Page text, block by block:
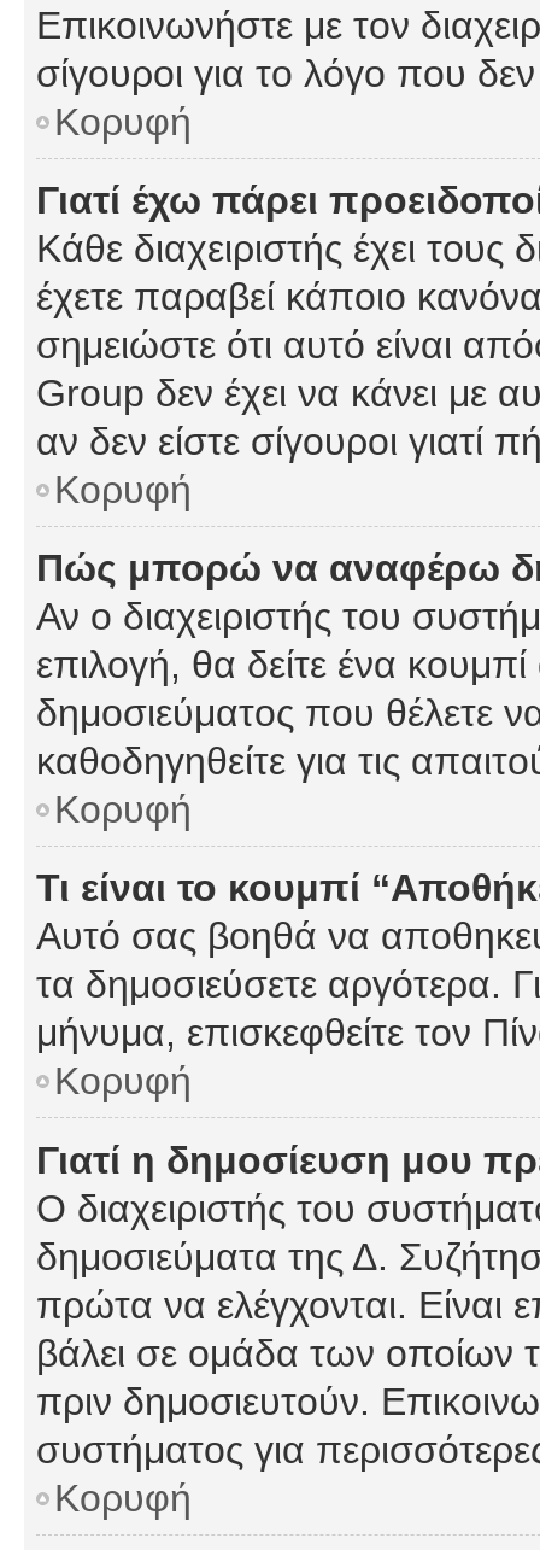
Επικοινωνήστε με τον
σίγουροι για το λόγο που
Κορυφή
Γιατί έχω πάρει
Κάθε διαχειριστής έχει
έχετε παραβεί κάποιο
σημειώστε ότι αυτό είναι
Group δεν έχει να κάνει με
αν δεν είστε σίγουροι γιατί
Κορυφή
Πώς μπορώ να αναφέρω
Αν ο διαχειριστής του
επιλογή, θα δείτε ένα
δημοσιεύματος που θέλετε
καθοδηγηθείτε για τις
Κορυφή
Τι είναι το κουμπί
Αυτό σας βοηθά να
τα δημοσιεύσετε αργότερα.
μήνυμα, επισκεφθείτε τον
Κορυφή
Γιατί η δημοσίευση μου
Ο διαχειριστής του
δημοσιεύματα της Δ.
πρώτα να ελέγχονται. Είναι
βάλει σε ομάδα των οποίων
πριν δημοσιευτούν.
συστήματος για
Κορυφή